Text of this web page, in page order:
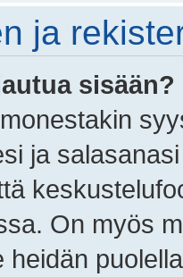
ja
sisään?
ja
On myös
heidän